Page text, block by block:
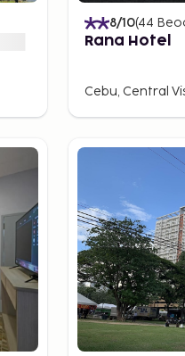
8/10(44
Rana Hotel
Cebu, Central